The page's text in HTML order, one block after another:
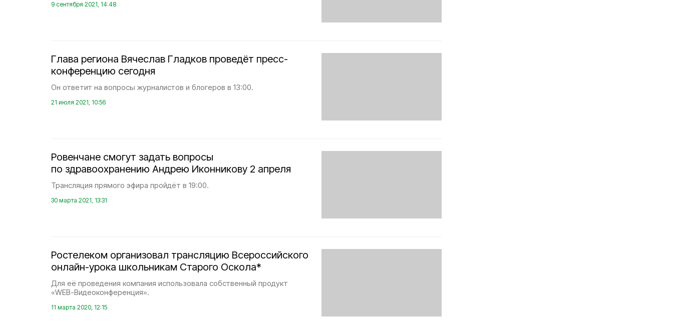
9 сентября 2021, 14:48
Глава региона Вячеслав Гладков проведёт пресс-
конференцию сегодня
Он ответит на вопросы журналистов и блогеров в 13:00.
21 июля 2021, 10:56
Ровенчане смогут задать вопросы
по здравоохранению Андрею Иконникову 2 апреля
Трансляция прямого эфира пройдёт в 19:00.
30 марта 2021, 13:31
Ростелеком организовал трансляцию Всероссийского
онлайн-урока школьникам Старого Оскола*
Для её проведения компания использовала собственный продукт
«WEB-Видеоконференция».
11 марта 2020, 12:15